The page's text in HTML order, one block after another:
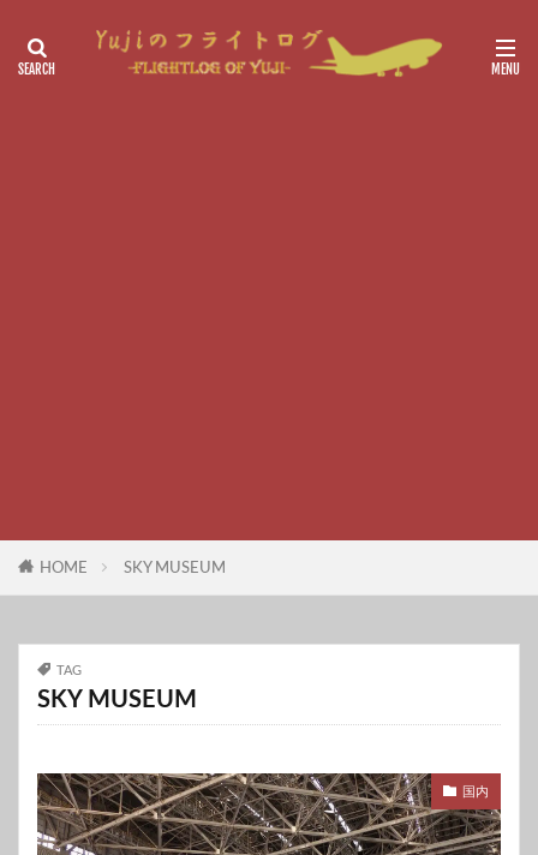
HOME SKY MUSEUM
TAG
SKY MUSEUM
国内